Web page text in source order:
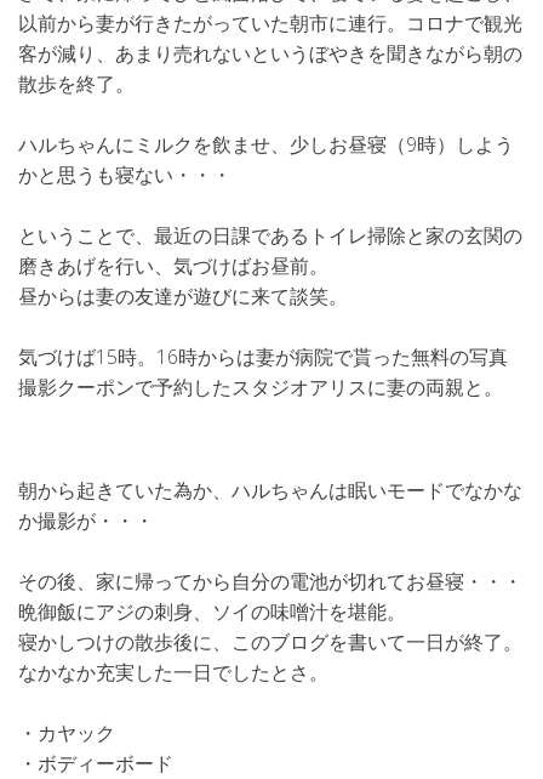
以前から妻が行きたがっていた朝市に連行。コロナで観光
客が減り、あまり売れないというぼやきを聞きながら朝の
散歩を終了。
ハルちゃんにミルクを飲ませ、少しお昼寝（9時）しよう
かと思うも寝ない・・・
ということで、最近の日課であるトイレ掃除と家の玄関の
磨きあげを行い、気づけばお昼前。
昼からは妻の友達が遊びに来て談笑。
気づけば15時。16時からは妻が病院で貰った無料の写真
撮影クーポンで予約したスタジオアリスに妻の両親と。
朝から起きていた為か、ハルちゃんは眠いモードでなかな
か撮影が・・・
その後、家に帰ってから自分の電池が切れてお昼寝・・・
晩御飯にアジの刺身、ソイの味噌汁を堪能。
寝かしつけの散歩後に、このブログを書いて一日が終了。
なかなか充実した一日でしたとさ。
・カヤック
・ボディーボード